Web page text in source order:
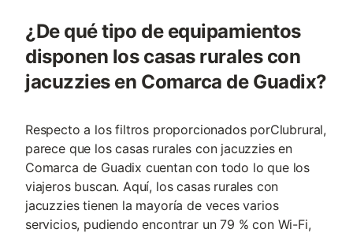
¿De qué tipo de equipamientos
disponen los casas rurales con
jacuzzies en Comarca de Guadix?
Respecto a los filtros proporcionados porClubrural,
parece que los casas rurales con jacuzzies en
Comarca de Guadix cuentan con todo lo que los
viajeros buscan. Aquí, los casas rurales con
jacuzzies tienen la mayoría de veces varios
servicios, pudiendo encontrar un 79 % con Wi-Fi,